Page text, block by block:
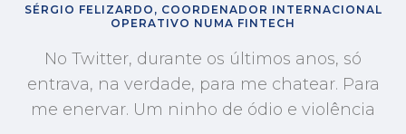
SÉRGIO FELIZARDO, COORDENADOR INTERNACIONAL
OPERATIVO NUMA FINTECH
No Twitter, durante os últimos anos, só
entrava, na verdade, para me chatear. Para
me enervar. Um ninho de ódio e violência